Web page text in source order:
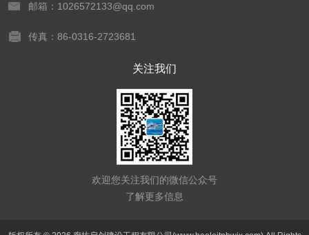
邮箱：1026572133@qq.com
传真：86-0316-2723681
关注我们
欢迎您关注我们的微信公众号
了解更多信息